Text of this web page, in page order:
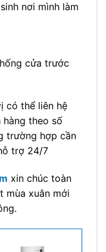
nơi mình làm
cửa trước
có thể liên hệ
hàng theo số
trường hợp cần
trợ 24/7
xin chúc toàn
mùa xuân mới